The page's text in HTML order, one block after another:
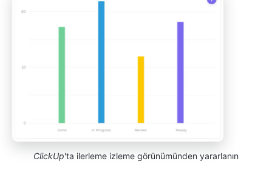
ClickUp'ta ilerleme izleme görünümünden yararlanın